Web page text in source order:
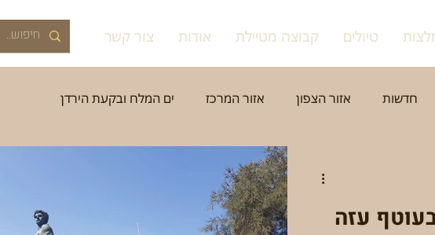
טיולים קבוצה מטיילת אודות צור קשר
חדשות אזור הצפון אזור המרכז ים המלח ובקעת הירדן
הרצליה
דתות שווקים, יין, שמן וגבינות טבע ופריחה התיישבות עזה